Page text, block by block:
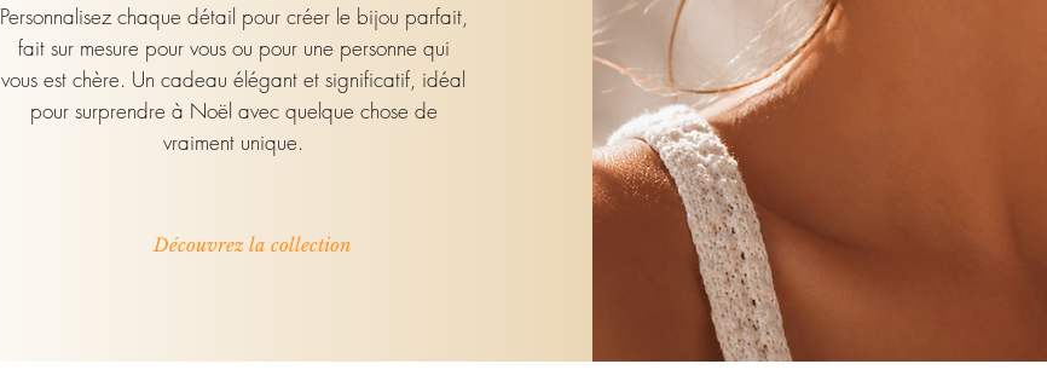
Personnalisez chaque détail pour créer le bijou parfait,
fait sur mesure pour vous ou pour une personne qui
vous est chère. Un cadeau élégant et significatif, idéal
pour surprendre à Noël avec quelque chose de
vraiment unique.
Découvrez la collection